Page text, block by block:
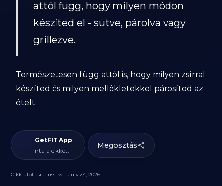
attól függ, hogy milyen módon
készíted el - sütve, párolva vagy
grillezve.
Természetesen függ attól is, hogy milyen zsírral
készíted és milyen mellékletekkel párosítod az
ételt.
GetFIT App
írta a cikket.
Megosztás
Cikk utoljásra frissítve.: July 24, 2026